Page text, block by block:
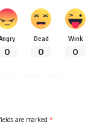
0
Dead
0
Wink
0
are marked *